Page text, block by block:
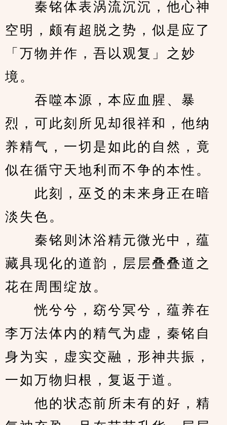
秦铭体表涡流沉沉，他心神
空明，颇有超脱之势，似是应了
「万物并作，吾以观复」之妙
境。
吞噬本源，本应血腥、暴
烈，可此刻所见却很祥和，他纳
养精气，一切是如此的自然，竟
似在循守天地利而不争的本性。
此刻，巫爻的未来身正在暗
淡失色。
秦铭则沐浴精元微光中，蕴
藏具现化的道韵，层层叠叠道之
花在周围绽放。
恍兮兮，窈兮冥兮，蕴养在
李万法体内的精气为虚，秦铭自
身为实，虚实交融，形神共振，
一如万物归根，复返于道。
他的状态前所未有的好，精